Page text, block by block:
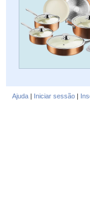
Ajuda | Iniciar sessão |